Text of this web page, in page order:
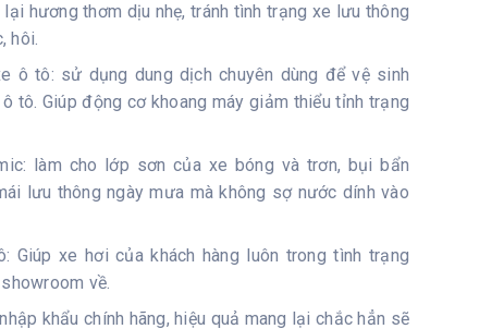
hương thơm dịu nhẹ, tránh tình trạng xe lưu thông
hôi.
ô tô: sử dụng dung dịch chuyên dùng để vệ sinh
tô. Giúp động cơ khoang máy giảm thiểu tỉnh trạng
làm cho lớp sơn của xe bóng và trơn, bụi bẩn
lưu thông ngày mưa mà không sợ nước dính vào
Giúp xe hơi của khách hàng luôn trong tình trạng
về.
khẩu chính hãng, hiệu quả mang lại chắc hẳn sẽ